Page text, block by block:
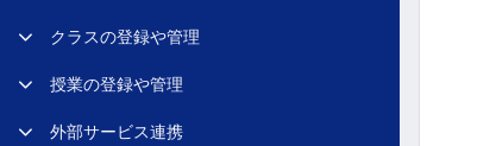
クラスの登録や管理
授業の登録や管理
外部サービス連携